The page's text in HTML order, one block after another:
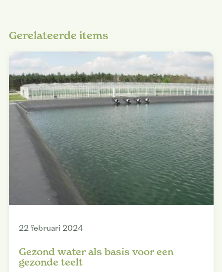
Gerelateerde items
22 februari 2024
Gezond water als basis voor een
gezonde teelt